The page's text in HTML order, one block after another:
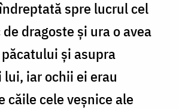
spre lucrul cel
dragoste și ura o avea
și asupra
iar ochii ei erau
căile cele veșnice ale